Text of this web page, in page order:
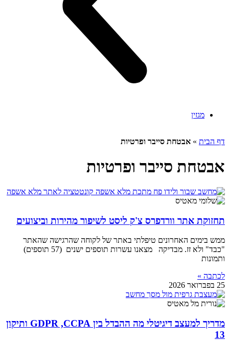
מגזין
דף הבית » אבטחת סייבר ופרטיות
אבטחת סייבר ופרטיות
תחזוקת אתר וורדפרס צ'ק ליסט לשיפור מהירות וביצועים
ממש בימים האחרונים טיפלתי באתר של לקוחה שהרגישה שהאתר
"כבד" ולא זז. מבדיקה מצאנו עשרות תוספים ישנים (57 תוספים)
ותמונות
לכתבה »
25 בפברואר 2026
מדריך למעצב דיגיטלי מה ההבדל בין GDPR ,CCPA ותיקון
13